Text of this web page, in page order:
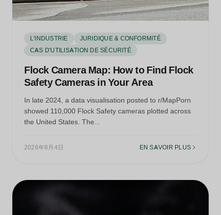
L'INDUSTRIE
JURIDIQUE & CONFORMITÉ
CAS D'UTILISATION DE SÉCURITÉ
Flock Camera Map: How to Find Flock
Safety Cameras in Your Area
In late 2024, a data visualisation posted to r/MapPorn
showed 110,000 Flock Safety cameras plotted across
the United States. The...
2026年8月4日 EN SAVOIR PLUS